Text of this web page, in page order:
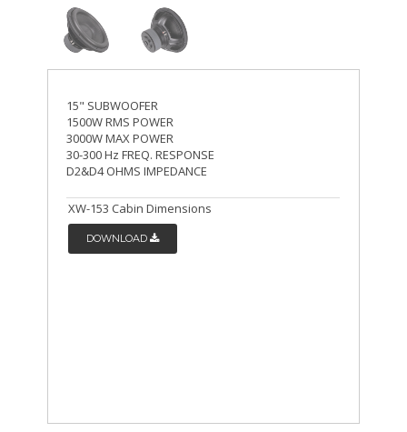
15" SUBWOOFER
1500W RMS POWER
3000W MAX POWER
30-300 Hz FREQ. RESPONSE
D2&D4 OHMS IMPEDANCE
XW-153 Cabin Dimensions
DOWNLOAD